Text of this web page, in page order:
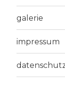
galerie
impressum